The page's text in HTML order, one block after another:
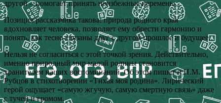
другой – помогает принять неизбежные перемены.
Позиция рассказчика такова: природа родного края
вдохновляет человека, позволяет ему обрести гармонию и
понять, как тесно связаны друг с другом прошлое и будущее.
Нельзя не согласиться с этой точкой зрения. Действительно,
именно природный мир малой родины становится
хранителем наших воспоминаний. Об этом пишет и Н.М.
Рубцов в стихотворении «Тихая моя родина». Лирический
герой ощущает «самую жгучую, самую смертную связь» даже
с тучей и громом.